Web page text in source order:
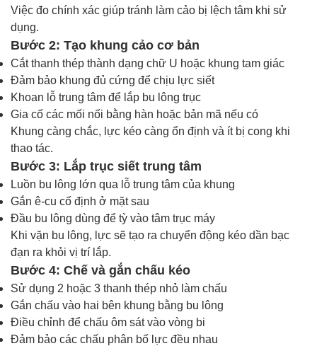
Việc đo chính xác giúp tránh làm cảo bị lệch tâm khi sử
dụng.
Bước 2: Tạo khung cảo cơ bản
Cắt thanh thép thành dạng chữ U hoặc khung tam giác
Đảm bảo khung đủ cứng để chịu lực siết
Khoan lỗ trung tâm để lắp bu lông trục
Gia cố các mối nối bằng hàn hoặc bản mã nếu có
Khung càng chắc, lực kéo càng ổn định và ít bị cong khi
thao tác.
Bước 3: Lắp trục siết trung tâm
Luồn bu lông lớn qua lỗ trung tâm của khung
Gắn ê-cu cố định ở mặt sau
Đầu bu lông dùng để tỳ vào tâm trục máy
Khi vặn bu lông, lực sẽ tạo ra chuyển động kéo dần bạc
đạn ra khỏi vị trí lắp.
Bước 4: Chế và gắn chấu kéo
Sử dụng 2 hoặc 3 thanh thép nhỏ làm chấu
Gắn chấu vào hai bên khung bằng bu lông
Điều chỉnh để chấu ôm sát vào vòng bi
Đảm bảo các chấu phân bố lực đều nhau